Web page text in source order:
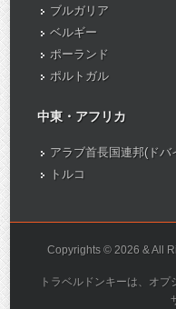
ブルガリア
ベルギー
ポーランド
ポルトガル
中東・アフリカ
アラブ首長国連邦(ドバ
トルコ
Copyrights © 2026 & All
トラベルドンキーは、オ